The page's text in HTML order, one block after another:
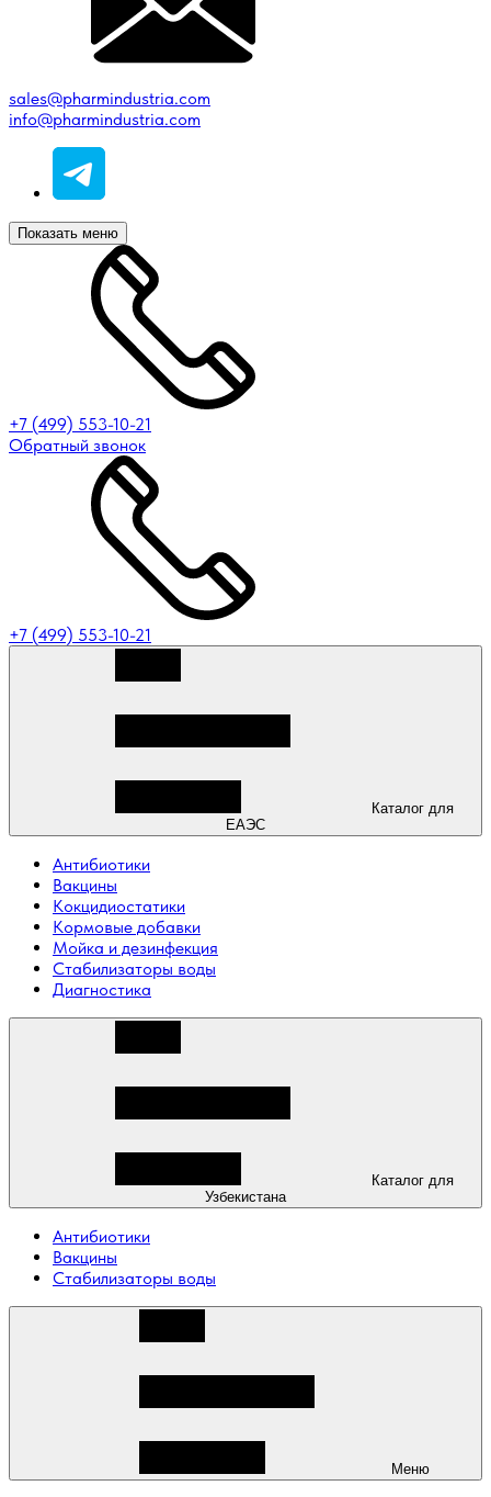
sales@pharmindustria.com
info@pharmindustria.com
Показать меню
+7 (499) 553-10-21
Обратный звонок
+7 (499) 553-10-21
ЕАЭС
Антибиотики
Вакцины
Кокцидиостатики
Кормовые добавки
Мойка и дезинфекция
Стабилизаторы воды
Диагностика
Узбекистана
Антибиотики
Вакцины
Стабилизаторы воды
Меню